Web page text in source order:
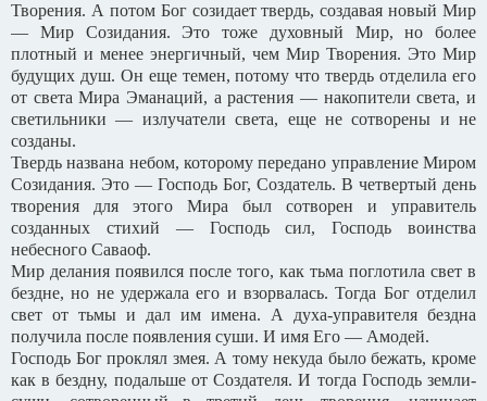
Творения. А потом Бог созидает твердь, создавая новый Мир
— Мир Созидания. Это тоже духовный Мир, но более
плотный и менее энергичный, чем Мир Творения. Это Мир
будущих душ. Он еще темен, потому что твердь отделила его
от света Мира Эманаций, а растения — накопители света, и
светильники — излучатели света, еще не сотворены и не
созданы.
Твердь названа небом, которому передано управление Миром
Созидания. Это — Господь Бог, Создатель. В четвертый день
творения для этого Мира был сотворен и управитель
созданных стихий — Господь сил, Господь воинства
небесного Саваоф.
Мир делания появился после того, как тьма поглотила свет в
бездне, но не удержала его и взорвалась. Тогда Бог отделил
свет от тьмы и дал им имена. А духа-управителя бездна
получила после появления суши. И имя Его — Амодей.
Господь Бог проклял змея. А тому некуда было бежать, кроме
как в бездну, подальше от Создателя. И тогда Господь земли-